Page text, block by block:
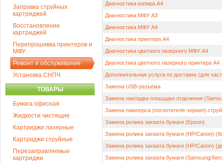
Заправка струйных
картриджей
Восстановление
картриджей
Перепрошивка принтеров и
МФУ
Ремонт и обслуживание
Установка СНПЧ
ТОВАРЫ
Бумага офисная
Жидкости чистящие
Картриджи лазерные
Картриджи струйные
Перезаправляемые
картриджи
Диагностика копира А4
Диагностика МФУ А3
Диагностика МФУ А4
Диагностика принтера А4
Диагностика цветного лазерного МФУ А4
Диагностика цветного лазерного принтера А4
Дополнительная услуга по доставке (для
Замена USB-разъема
Замена накладки площадки отделения
Замена памперса (поглотителя чернил)
Замена ролика захвата бумаги (Epson)
Замена ролика захвата бумаги (HP/Canon)
Замена ролика захвата бумаги (HP/Canon)
Замена ролика захвата бумаги (Samsung/